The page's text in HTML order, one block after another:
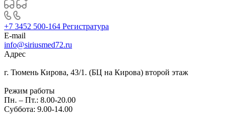
+7 3452 500-164 Регистратура
E-mail
info@siriusmed72.ru
Адрес
г. Тюмень Кирова, 43/1. (БЦ на Кирова) второй этаж
Режим работы
Пн. – Пт.: 8.00-20.00
Суббота: 9.00-14.00